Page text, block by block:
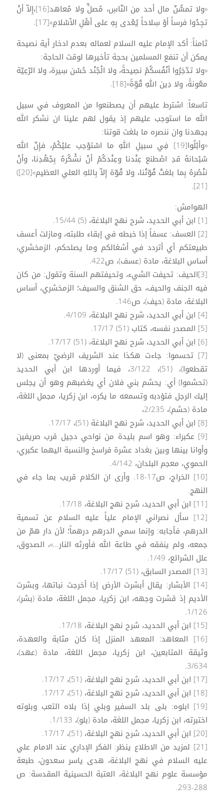
«ولا تمسُّنّ مال أحد مِن النّاسِ، مُصلٍّ ولا مُعاهد[16]،إِلاّ أنْ
تجِدُوا فرساً أوْ سِلاحاً يُعْدى بِهِ على أهْلِ الاْسْلامِ»[17].
ثامناً: أكد الإمام عليه السلام لعماله بعدم ادخار أية نصيحة
يمكن أن تنفع المسلمين بحجة تأخيرها لوقت الحاجة:
«ولا تدّخِرُوا أنْفُسكُمْ نصِيحةً، ولا الْجُنْد حُسْن سِيرة، ولا الرّعِيّة
معُونةً، ولا دِين اللهِ قُوّةً»[18].
تاسعاً: اشترط عليهم أن يصطنعوا من المعروف في سبيل
الله ما استوجب عليهم إذ يقول لهم علينا ان نشكر الله
بجهدنا وان ننصره ما بلغت قوتنا:
«وأبْلُوا[19] فِي سبيلِ اللهِ ما اسْتوْجب عليْكُمْ، فإِنّ الله
سُبْحانهُ قدِ اصْطنع عِنْدنا وعِنْدكُمْ أنْ نشْكُرهُ بِجُهْدِنا، وأنْ
ننْصُرهُ بِما بلغتْ قُوّتُنا، ولا قُوّة إِلاّ بِاللهِ العلي العظيم»[20])
[21].
الهوامش:
[1] ابن أبي الحديد، شرح نهج البلاغة، (5) 15/44.
[2] العسف: عسفاً إذا خبطه في إبقاء طلبته، ومازلت أعسف
طبيعتكم أي أتردد في أشغالكم وما يصلحكم، الزمخشري،
أساس البلاغة، مادة (عسف)، ص422.
[3]الحيف: تحيفت الشيء، وتحيفتهم السنة وتقول: من كان
فيه الجنف والحيف، حق الشنق والسيف؛ الزمخشري، أساس
البلاغة، مادة (حيف)، ص146.
[4] ابن أبي الحديد، شرح نهج البلاغة، 4/109.
[5] المصدر نفسه، كتاب (51) 17/17.
[6] ابن أبي الحديد، شرح نهج البلاغة، (51) 17/17.
[7] تحسموا: جاءت هكذا عند الشريف الرضيّ بمعنى (لا
تقطعوا)، (51)، 3/122، فيما أوردها ابن أبي الحديد
(تحشموا) أي: يحشم بني فلان أي يغضبهم وهو أن يجلس
إليك الرجل فتؤدبه وتسمعه ما يكره، ابن زكريا، مجمل اللغة،
مادة (حشم)، 2/235،
[8] ابن أبي الحديد، شرح نهج البلاغة (51)، 17/17.
[9] عكبراء: وهو اسم بليدة من نواحي دجيل قرب صريفين
وأوانا بينها وبين بغداد عشرة فراسخ والنسبة اليهما عكبري،
الحموي، معجم البلدان، 4/142.
[10] الخراج، ص17-18. وأرى ان الكلام قريب بما جاء في
النهج.
[11] ابن أبي الحديد، شرح نهج البلاغة، 17/18.
[12] سأل نصراني الإمام علياً عليه السلام عن تسمية
الدرهم، فأجابه: وإنما سمي الدرهم درهماً؛ لأن دار همّ من
جمعه، ولم ينفقه في طاعة الله فأورثه النار...»، الصدوق،
علل الشرائع، 1/49.
[13] المصدر السابق، (51) 17/17.
[14] الأبشار: يقال أبشرت الأرض إذا أخرجت نباتها، وبشرت
الأديم إذ قشرت وجهه، ابن زكريا، مجمل اللغة، مادة (بشر)،
1/126.
[15] ابن أبي الحديد، شرح نهج البلاغة، 17/18.
[16] المعاهد: المعهد المنزل إذا كان مثابة والعهدة،
وثيقة المتابعين، ابن زكريا، مجمل اللغة، مادة (عهد)،
3/634.
[17] ابن أبي الحديد، شرح نهج البلاغة، (51)، 17/17.
[18] ابن أبي الحديد، شرح نهج البلاغة، (51)، 17/17.
[19] ابلوه: بلى بلد السفير وبلي إذا بلاه التعب وبلوته
اختبرته، ابن زكريا، مجمل اللغة، مادة (بلو)، 1/133.
[20] ابن أبي الحديد، شرح نهج البلاغة، (51)، 17/17.
[21] لمزيد من الاطلاع ينظر: الفكر الإداري عند الامام علي
عليه السلام في نهج البلاغة، هدى ياسر سعدون، طبعة
مؤسسة علوم نهج البلاغة، العتبة الحسينية المقدسة: ص
288-293.